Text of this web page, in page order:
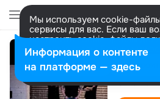
Мы используем cookie-
сервисы для вас. Если ваш
настроить cookie-файлы
представитель. Больше
Разрешить все Настроить
Информация о контенте
на платформе — здесь